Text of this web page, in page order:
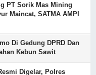
PT Sorik Mas Mining
Maincat, SATMA AMPI
Di Gedung DPRD Dan
Kebun Sawit
Digelar, Polres